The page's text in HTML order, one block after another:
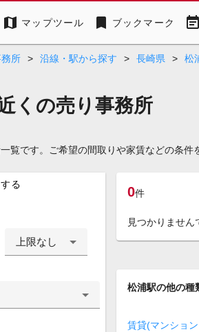
map マップツール bookmark ブックマーク event_note
所 > 沿線・駅から探す > 長崎県 > 松
くの売り事務所
覧です。ご希望の間取りや家賃などの条件
る
上限なし
0件
見つかりません
松浦駅の他の種
賃貸(マンショ